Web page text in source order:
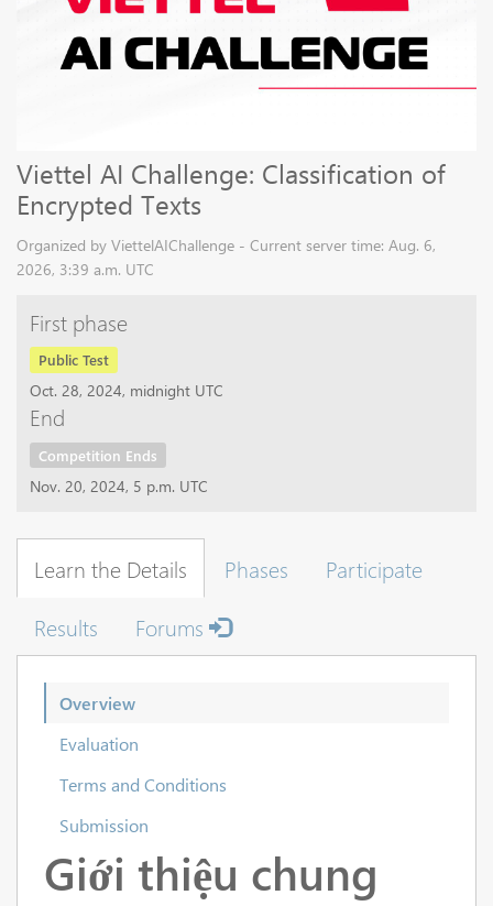
Viettel AI Challenge: Classification of
Encrypted Texts
Organized by ViettelAIChallenge - Current server time: Aug. 6,
2026, 3:39 a.m. UTC
First phase
Public Test
Oct. 28, 2024, midnight UTC
End
Competition Ends
Nov. 20, 2024, 5 p.m. UTC
Learn the Details Phases
Participate
Results
Forums
Overview
Evaluation
Terms and Conditions
Submission
Giới thiệu chung